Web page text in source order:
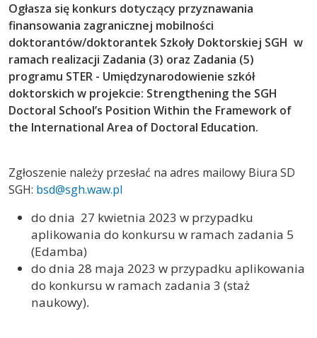
Ogłasza się konkurs dotyczący przyznawania
finansowania zagranicznej mobilności
doktorantów/doktorantek Szkoły Doktorskiej SGH w
ramach realizacji Zadania (3) oraz Zadania (5)
programu STER - Umiędzynarodowienie szkół
doktorskich w projekcie: Strengthening the SGH
Doctoral School’s Position Within the Framework of
the International Area of Doctoral Education.
Zgłoszenie należy przesłać na adres mailowy Biura SD
SGH: bsd@sgh.waw.pl
do dnia 27 kwietnia 2023 w przypadku
aplikowania do konkursu w ramach zadania 5
(Edamba)
do dnia 28 maja 2023 w przypadku aplikowania
do konkursu w ramach zadania 3 (staż
naukowy).